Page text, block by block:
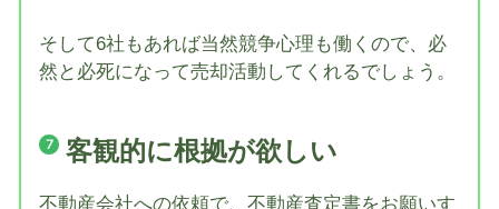
そして6社もあれば当然競争心理も働くので、必
然と必死になって売却活動してくれるでしょう。
客観的に根拠が欲しい
不動産会社への依頼で、不動産査定書をお願いす